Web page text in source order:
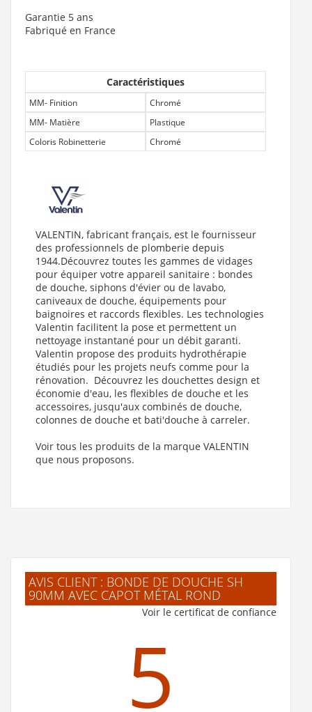
Garantie 5 ans
Fabriqué en France
Caractéristiques
MM- Finition
Chromé
MM- Matière
Plastique
Coloris Robinetterie
Chromé
VALENTIN, fabricant français, est le fournisseur
des professionnels de plomberie depuis
1944.Découvrez toutes les gammes de vidages
pour équiper votre appareil sanitaire : bondes
de douche, siphons d'évier ou de lavabo,
caniveaux de douche, équipements pour
baignoires et raccords flexibles. Les technologies
Valentin facilitent la pose et permettent un
nettoyage instantané pour un débit garanti.
Valentin propose des produits hydrothérapie
étudiés pour les projets neufs comme pour la
rénovation. Découvrez les douchettes design et
économie d'eau, les flexibles de douche et les
accessoires, jusqu'aux combinés de douche,
colonnes de douche et bati'douche à carreler.
Voir tous les produits de la marque VALENTIN
que nous proposons.
AVIS CLIENT : BONDE DE DOUCHE SH
90MM AVEC CAPOT MÉTAL ROND
Voir le certificat de confiance
5